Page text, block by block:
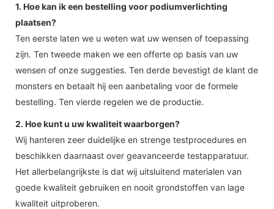
1. Hoe kan ik een bestelling voor podiumverlichting
plaatsen?
Ten eerste laten we u weten wat uw wensen of toepassing
zijn. Ten tweede maken we een offerte op basis van uw
wensen of onze suggesties. Ten derde bevestigt de klant de
monsters en betaalt hij een aanbetaling voor de formele
bestelling. Ten vierde regelen we de productie.
2. Hoe kunt u uw kwaliteit waarborgen?
Wij hanteren zeer duidelijke en strenge testprocedures en
beschikken daarnaast over geavanceerde testapparatuur.
Het allerbelangrijkste is dat wij uitsluitend materialen van
goede kwaliteit gebruiken en nooit grondstoffen van lage
kwaliteit uitproberen.